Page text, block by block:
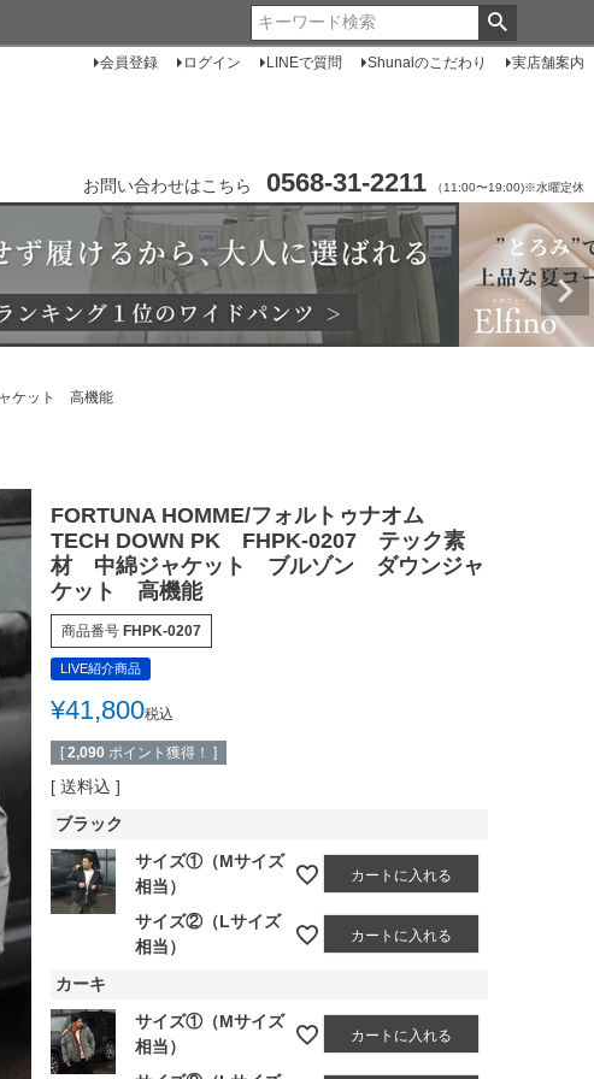
会員登録 ログイン LINEで質問 Shunalのこだわり 実店舗案内
お問い合わせはこちら 0568-31-2211 （11:00〜19:00)※水曜定休
ケット 高機能
FORTUNA HOMME/フォルトゥナオム
TECH DOWN PK FHPK-0207 テック素
材 中綿ジャケット ブルゾン ダウンジャ
ケット 高機能
商品番号 FHPK-0207
LIVE紹介商品
¥41,800税込
[ 2,090 ポイント獲得！ ]
送料込
ブラック
サイズ①（Mサイズ
相当）
カートに入れる
サイズ②（Lサイズ
相当）
カートに入れる
カーキ
サイズ①（Mサイズ
相当）
カートに入れる